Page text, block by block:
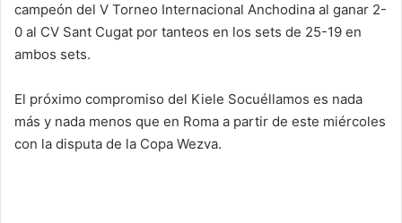
campeón del V Torneo Internacional Anchodina al ganar 2-
0 al CV Sant Cugat por tanteos en los sets de 25-19 en
ambos sets.
El próximo compromiso del Kiele Socuéllamos es nada
más y nada menos que en Roma a partir de este miércoles
con la disputa de la Copa Wezva.